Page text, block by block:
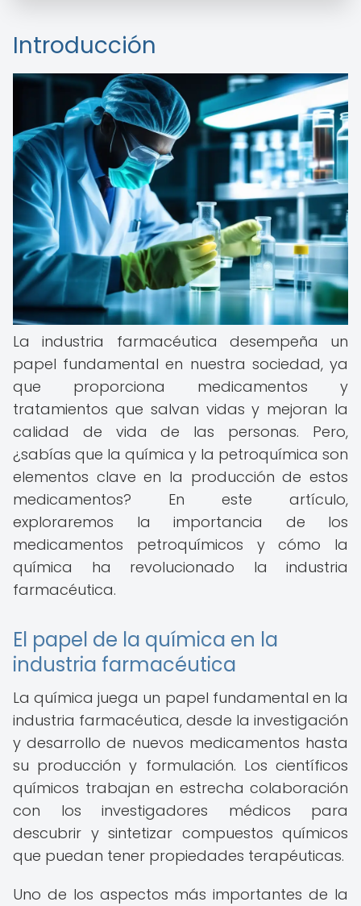
Introducción
La industria farmacéutica desempeña un
papel fundamental en nuestra sociedad, ya
que proporciona medicamentos y
tratamientos que salvan vidas y mejoran la
calidad de vida de las personas. Pero,
¿sabías que la química y la petroquímica son
elementos clave en la producción de estos
medicamentos? En este artículo,
exploraremos la importancia de los
medicamentos petroquímicos y cómo la
química ha revolucionado la industria
farmacéutica.
El papel de la química en la
industria farmacéutica
La química juega un papel fundamental en la
industria farmacéutica, desde la investigación
y desarrollo de nuevos medicamentos hasta
su producción y formulación. Los científicos
químicos trabajan en estrecha colaboración
con los investigadores médicos para
descubrir y sintetizar compuestos químicos
que puedan tener propiedades terapéuticas.
Uno de los aspectos más importantes de la